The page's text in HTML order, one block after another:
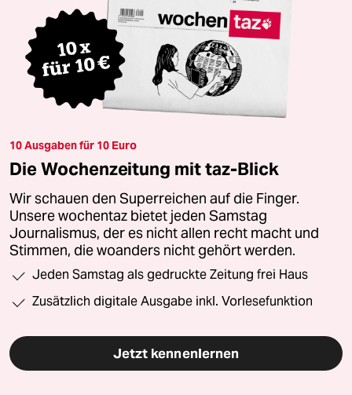
10 Ausgaben für 10 Euro
Die Wochenzeitung mit taz-Blick
Wir schauen den Superreichen auf die Finger.
Unsere wochentaz bietet jeden Samstag
Journalismus, der es nicht allen recht macht und
Stimmen, die woanders nicht gehört werden.
Jeden Samstag als gedruckte Zeitung frei Haus
Zusätzlich digitale Ausgabe inkl. Vorlesefunktion
Jetzt kennenlernen